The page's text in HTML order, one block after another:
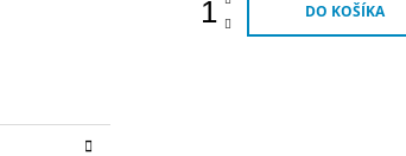
DO KOŠÍKA